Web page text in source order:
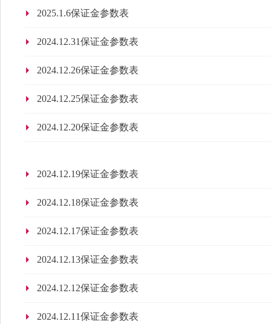
2025.1.6保证金参数表
2024.12.31保证金参数表
2024.12.26保证金参数表
2024.12.25保证金参数表
2024.12.20保证金参数表
2024.12.19保证金参数表
2024.12.18保证金参数表
2024.12.17保证金参数表
2024.12.13保证金参数表
2024.12.12保证金参数表
2024.12.11保证金参数表